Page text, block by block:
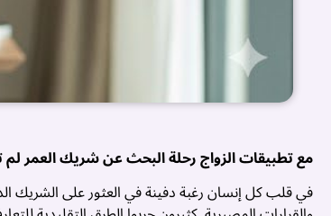
مع تطبيقات الزواج رحلة البحث عن شريك العمر لم
في قلب كل إنسان رغبة دفينة في العثور على الشريك